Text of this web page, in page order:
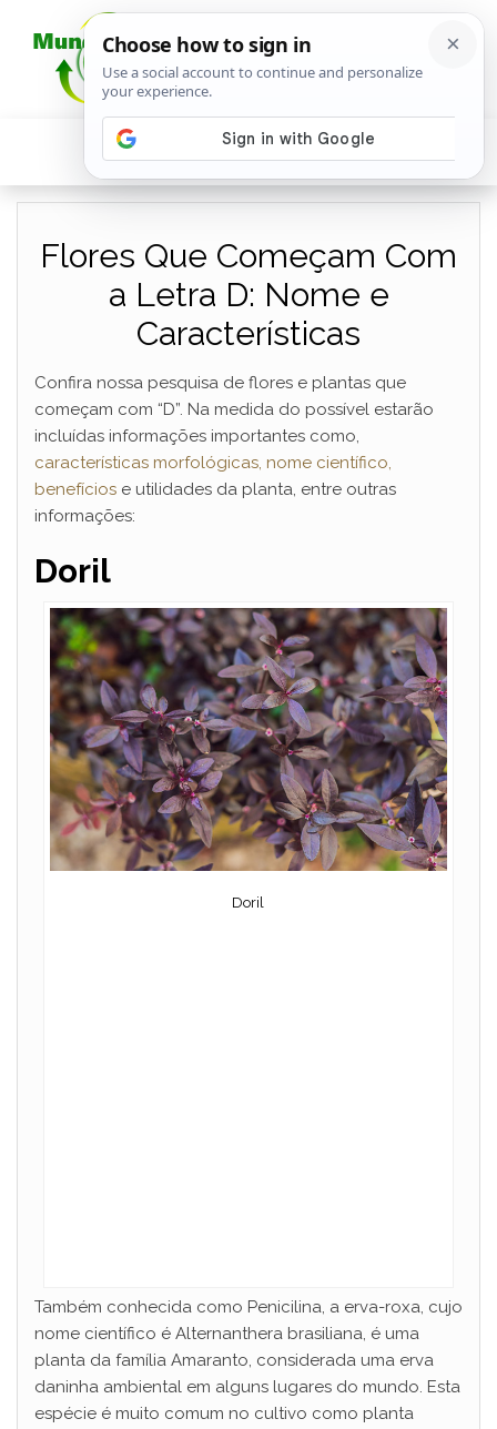
Flores Que Começam Com
a Letra D: Nome e
Características
Confira nossa pesquisa de flores e plantas que
começam com “D”. Na medida do possível estarão
incluídas informações importantes como,
características morfológicas, nome científico,
benefícios e utilidades da planta, entre outras
informações:
Doril
Doril
Também conhecida como Penicilina, a erva-roxa, cujo
nome científico é Alternanthera brasiliana, é uma
planta da família Amaranto, considerada uma erva
daninha ambiental em alguns lugares do mundo. Esta
espécie é muito comum no cultivo como planta